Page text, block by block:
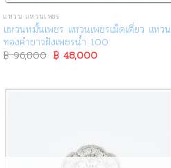
แหวน แหวนเพชร
แหวนหมั้นเพชร แหวนเพชรเม็ดเดี่ยว แหวน
ทองคำขาวฝังเพชรน้ำ 100
฿96,800 Original
price
฿ 48,000